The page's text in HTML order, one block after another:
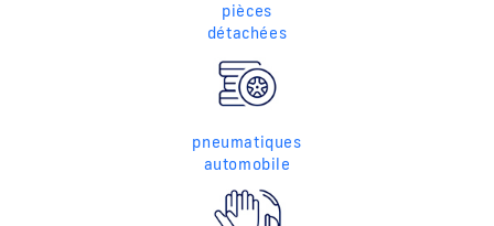
pièces
détachées
pneumatiques
automobile